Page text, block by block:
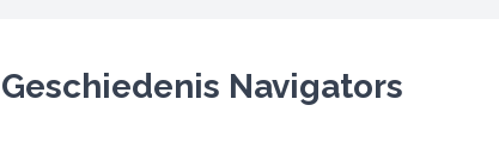
Geschiedenis Navigators